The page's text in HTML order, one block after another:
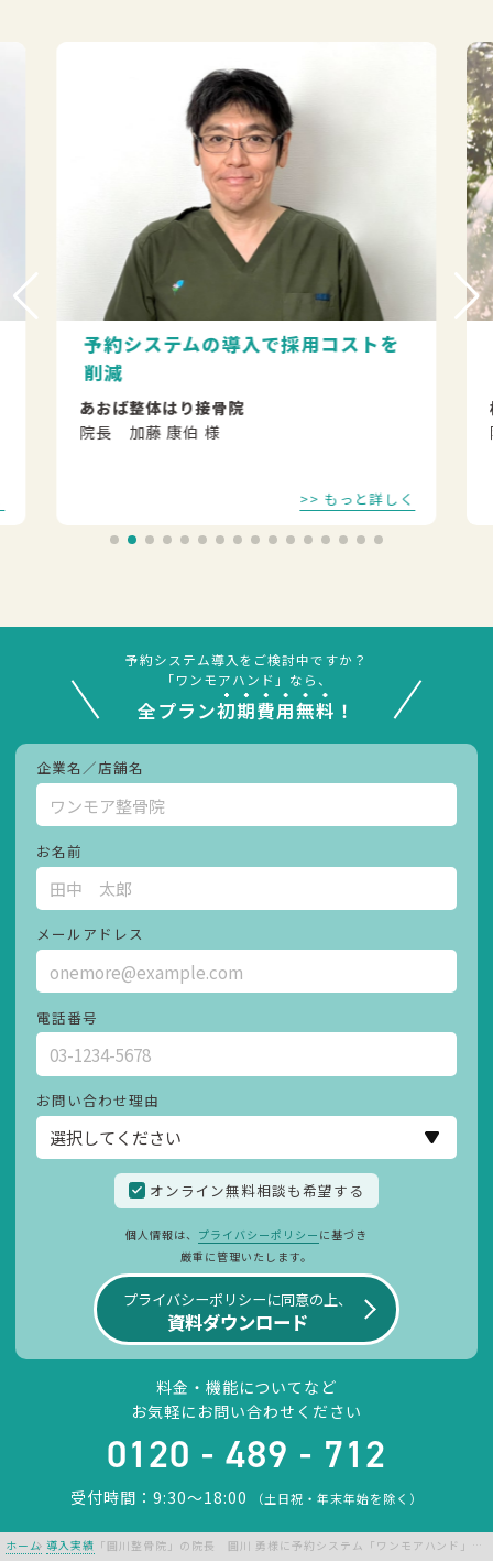
ホーム 導入実績
予約システムの導入で採用コストを
削減
あおば整体はり接骨院
院長 加藤 康伯 様
>> もっと詳しく
予約システム導入をご検討中ですか？
「ワンモアハンド」なら、
全プラン初期費用無料 ！
企業名／店舗名
お名前
メールアドレス
電話番号
お問い合わせ理由
オンライン無料相談も希望する
個人情報は、 プライバシーポリシー に基づき
厳重に管理いたします。
プライバシーポリシーに同意の上、
資料ダウンロード
料金・機能についてなど
お気軽にお問い合わせください
0120 - 489 - 712
受付時間：9:30〜18:00 （土日祝・年末年始を除く）